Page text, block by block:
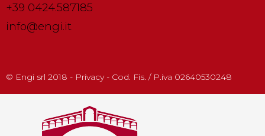
+39 0424.587185
info@engi.it
© Engi srl 2018 - Privacy - Cod. Fis. / P.iva 02640530248